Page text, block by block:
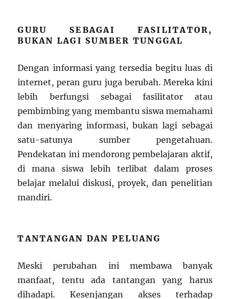
GURU SEBAGAI FASILITATOR,
BUKAN LAGI SUMBER TUNGGAL
Dengan informasi yang tersedia begitu luas di
internet, peran guru juga berubah. Mereka kini
lebih berfungsi sebagai fasilitator atau
pembimbing yang membantu siswa memahami
dan menyaring informasi, bukan lagi sebagai
satu-satunya sumber pengetahuan.
Pendekatan ini mendorong pembelajaran aktif,
di mana siswa lebih terlibat dalam proses
belajar melalui diskusi, proyek, dan penelitian
mandiri.
TANTANGAN DAN PELUANG
Meski perubahan ini membawa banyak
manfaat, tentu ada tantangan yang harus
dihadapi. Kesenjangan akses terhadap